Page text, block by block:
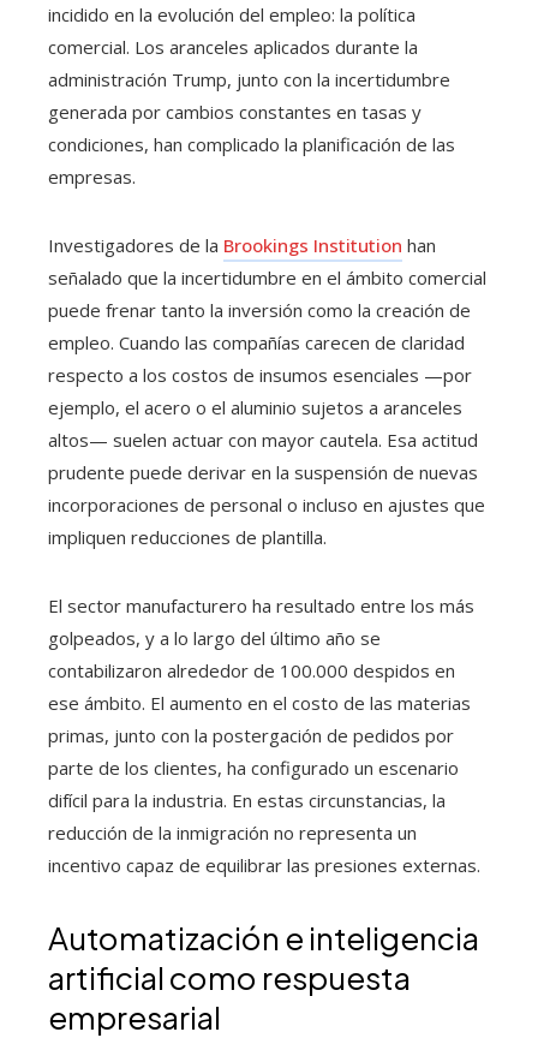
incidido en la evolución del empleo: la política
comercial. Los aranceles aplicados durante la
administración Trump, junto con la incertidumbre
generada por cambios constantes en tasas y
condiciones, han complicado la planificación de las
empresas.
Investigadores de la Brookings Institution han
señalado que la incertidumbre en el ámbito comercial
puede frenar tanto la inversión como la creación de
empleo. Cuando las compañías carecen de claridad
respecto a los costos de insumos esenciales —por
ejemplo, el acero o el aluminio sujetos a aranceles
altos— suelen actuar con mayor cautela. Esa actitud
prudente puede derivar en la suspensión de nuevas
incorporaciones de personal o incluso en ajustes que
impliquen reducciones de plantilla.
El sector manufacturero ha resultado entre los más
golpeados, y a lo largo del último año se
contabilizaron alrededor de 100.000 despidos en
ese ámbito. El aumento en el costo de las materias
primas, junto con la postergación de pedidos por
parte de los clientes, ha configurado un escenario
difícil para la industria. En estas circunstancias, la
reducción de la inmigración no representa un
incentivo capaz de equilibrar las presiones externas.
Automatización e inteligencia
artificial como respuesta
empresarial